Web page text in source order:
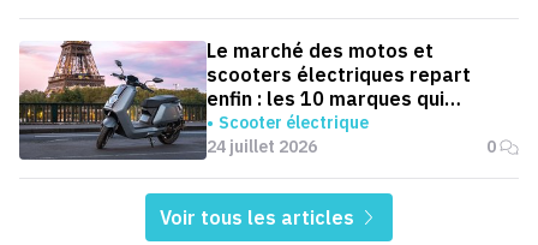
Le marché des motos et
scooters électriques repart
enfin : les 10 marques qui
dominent la France
Scooter électrique
24 juillet 2026
0
Voir tous les articles